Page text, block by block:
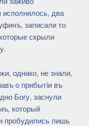
исполнялось, два
записали то
скрыли
однако, не знали,
о прибытiи въ
Богу, заснули
который
пробудились лишь